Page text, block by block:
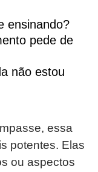
ensinando?
pede de
não estou
essa
potentes. Elas
ou aspectos